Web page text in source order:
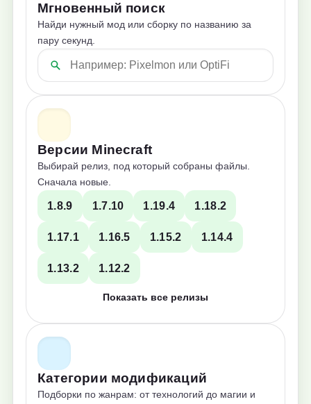
Мгновенный поиск
Найди нужный мод или сборку по названию за
пару секунд.
Версии Minecraft
Выбирай релиз, под который собраны файлы.
Сначала новые.
1.8.9 1.7.10 1.19.4 1.18.2
1.17.1 1.16.5 1.15.2 1.14.4
1.13.2 1.12.2
Показать все релизы
Категории модификаций
Подборки по жанрам: от технологий до магии и